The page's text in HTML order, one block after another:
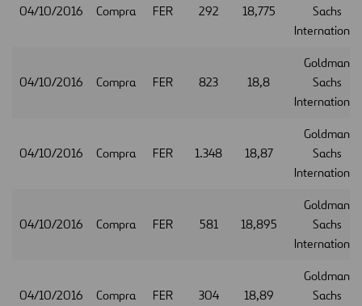
04/10/2016 Compra FER 292 18,775
Sachs
International
04/10/2016 Compra FER 823 18,8
Goldman
Sachs
International
04/10/2016 Compra FER 1.348 18,87
Goldman
Sachs
International
04/10/2016 Compra FER 581 18,895
Goldman
Sachs
International
04/10/2016 Compra FER 304 18,89
Goldman
Sachs